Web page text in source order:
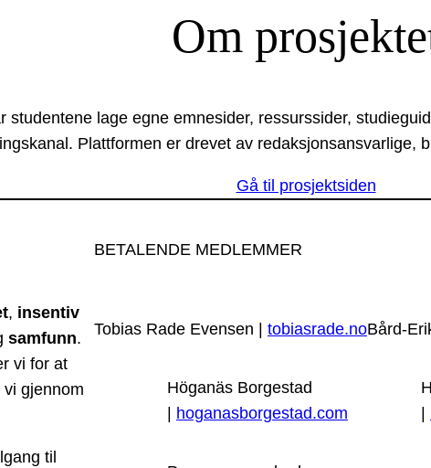
Om
studentene lage egne emnesider, ressurssider,
Plattformen er drevet av redaksjonsansvarlige,
Gå til prosjektsiden
, insentiv
samfunn.
vi for at
gjennom
til
BETALENDE MEDLEMMER
Tobias Rade Evensen | tobiasrade.noBård-
Höganäs Borgestad
| hoganasborgestad.com
|